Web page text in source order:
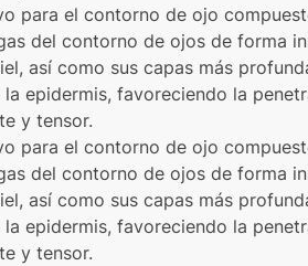
para el contorno de ojo
del contorno de ojos de forma
así como sus capas más
epidermis, favoreciendo la
y tensor.
para el contorno de ojo
del contorno de ojos de forma
así como sus capas más
epidermis, favoreciendo la
y tensor.